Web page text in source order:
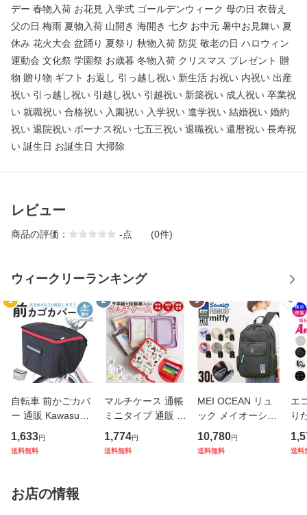
デー 春物入荷 お花見 入学式 ゴールデンウィーク 母の日 衣替え
父の日 梅雨 夏物入荷 山開き 海開き 七夕 お中元 暑中お見舞い 夏
休み 花火大会 盆踊り 夏祭り 秋物入荷 防災 敬老の日 ハロウィン
運動会 文化祭 学園祭 お歳暮 冬物入荷 クリスマス プレゼント 贈
物 贈り物 ギフト お返し 引っ越し祝い 新生活 お祝い 内祝い 出産
祝い 引っ越し祝い 引越し祝い 引越祝い 新築祝い 成人祝い 卒業祝
い 就職祝い 合格祝い 入園祝い 入学祝い 進学祝い 結婚祝い 婚約
祝い 退院祝い ボーナス祝い 七五三祝い 退職祝い 還暦祝い 長寿祝
い 誕生日 お誕生日 大掃除
レビュー
商品の評価： -点 (0件)
ウィークリーランキング
1
自転車 前かごカバ
ー 通販 Kawasumi
カワスミ 前カゴカ
バー バスケット カ
カバー 前 Keia＋
かわ
1,633円
送料無料
2
マルチケース 通帳
ミニタイプ 通販 母
子手帳ケース お薬
手帳 ポーチ 通帳ケ
1,774円
送料無料
3
MEI OCEAN リュ
ック メイオーシャ
ン 6206 通販 リュ
ックサック バック
10,780円
送料無料
4
エ
り
ト
ア
送料
お店の情報